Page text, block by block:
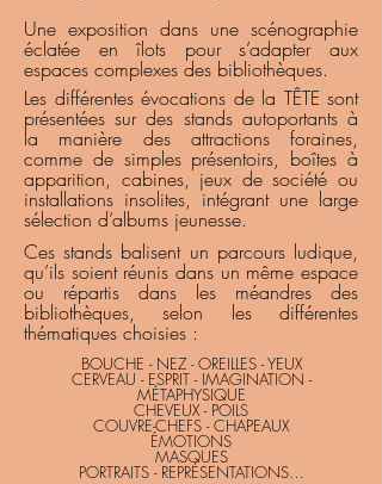
Une exposition dans une scénographie
éclatée en îlots pour s’adapter aux
espaces complexes des bibliothèques.
Les différentes évocations de la TÊTE sont
présentées sur des stands autoportants à
la manière des attractions foraines,
comme de simples présentoirs, boîtes à
apparition, cabines, jeux de société ou
installations insolites, intégrant une large
sélection d’albums jeunesse.
Ces stands balisent un parcours ludique,
qu’ils soient réunis dans un même espace
ou répartis dans les méandres des
bibliothèques, selon les différentes
thématiques choisies :
BOUCHE - NEZ - OREILLES - YEUX
CERVEAU - ESPRIT - IMAGINATION -
MÉTAPHYSIQUE
CHEVEUX - POILS
COUVRE-CHEFS - CHAPEAUX
ÉMOTIONS
MASQUES
PORTRAITS - REPRÉSENTATIONS…